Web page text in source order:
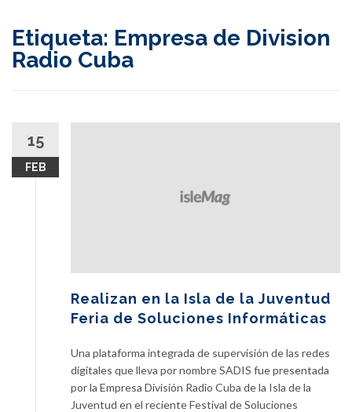
Etiqueta: Empresa de Division
Radio Cuba
15
FEB
Realizan en la Isla de la Juventud
Feria de Soluciones Informáticas
Una plataforma integrada de supervisión de las redes
digitales que lleva por nombre SADIS fue presentada
por la Empresa División Radio Cuba de la Isla de la
Juventud en el reciente Festival de Soluciones